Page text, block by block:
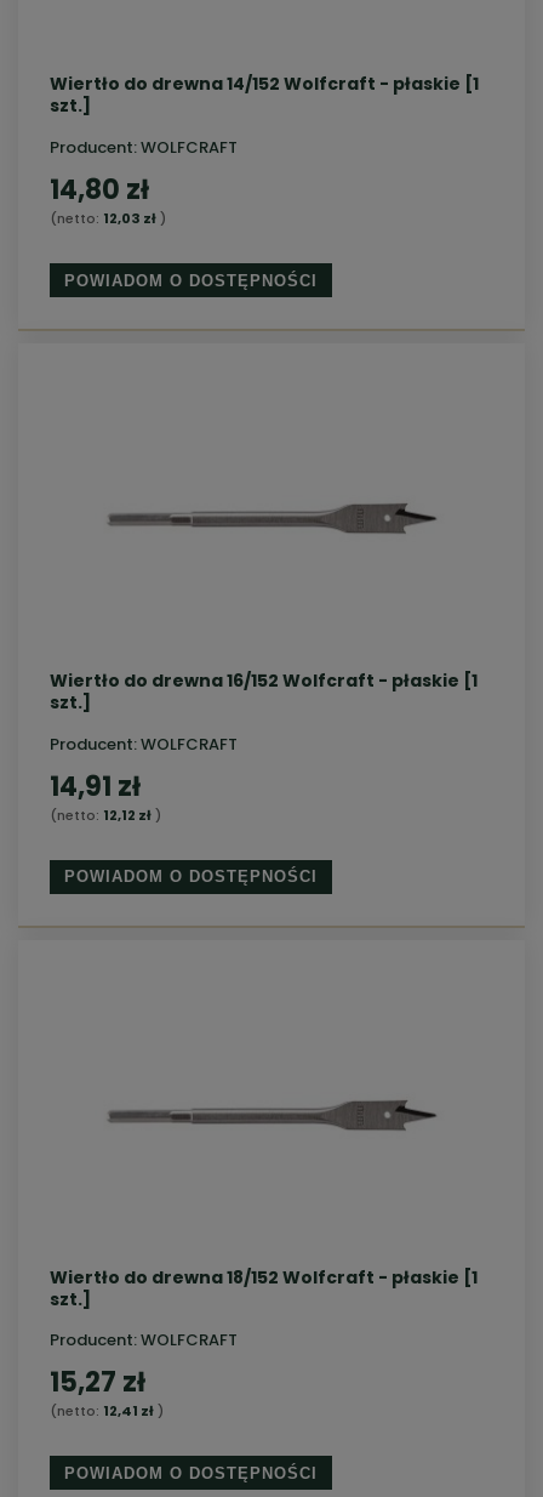
Wiertło do drewna 14/152 Wolfcraft - płaskie [1
szt.]
Producent:WOLFCRAFT
14,80 zł
(netto: 12,03 zł)
POWIADOM O DOSTĘPNOŚCI
Wiertło do drewna 16/152 Wolfcraft - płaskie [1
szt.]
Producent:WOLFCRAFT
14,91 zł
(netto: 12,12 zł)
POWIADOM O DOSTĘPNOŚCI
Wiertło do drewna 18/152 Wolfcraft - płaskie [1
szt.]
Producent:WOLFCRAFT
15,27 zł
(netto: 12,41 zł)
POWIADOM O DOSTĘPNOŚCI